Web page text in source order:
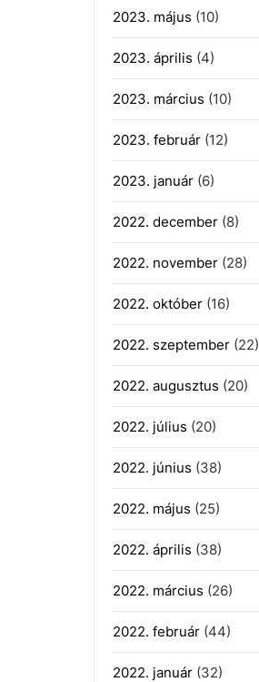
2023. május (10)
2023. április (4)
2023. március (10)
2023. február(12)
2023. január(6)
2022. december(8)
2022. november(28)
2022. október(16)
2022. szeptember(22)
2022. augusztus (20)
2022. július (20)
2022. június (38)
2022. május (25)
2022. április (38)
2022. március (26)
2022. február(44)
2022. január(32)